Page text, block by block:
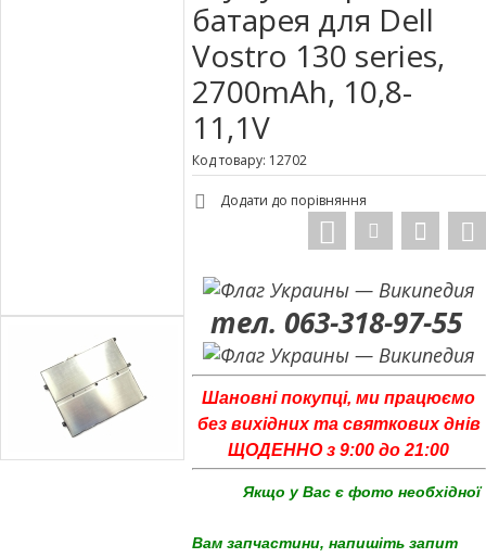
батарея для Dell
Vostro 130 series,
2700mAh, 10,8-
11,1V
Код товару: 12702
Додати до порівняння
тел. 063-318-97-55
Шановні покупці, ми працюємо
без вихідних та святкових днів
ЩОДЕННО з 9:00 до 21:00
Якщо у Вас є фото необхідної
Вам запчастини, напишіть запит